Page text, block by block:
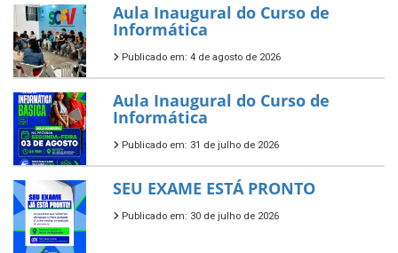
Aula Inaugural do Curso de
Informática
Publicado em: 4 de agosto de 2026
Aula Inaugural do Curso de
Informática
Publicado em: 31 de julho de 2026
SEU EXAME ESTÁ PRONTO
Publicado em: 30 de julho de 2026